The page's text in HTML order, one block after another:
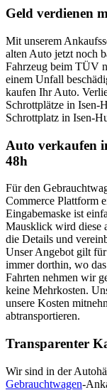
Geld verdienen
Mit unserem
alten Auto jetzt noch
Fahrzeug beim TÜV
einem Unfall
kaufen Ihr Auto.
Schrottplätze in Isen-
Schrottplatz in Isen-
Auto verkaufen
48h
Für den
Commerce Plattform
Eingabemaske ist
Mausklick wird diese
die Details und
Unser Angebot gilt
immer dorthin, wo
Fahrten nehmen wir
keine Mehrkosten.
unsere Kosten
abtransportieren.
Transparenter
Wir sind in der
Gebrauchtwagen-